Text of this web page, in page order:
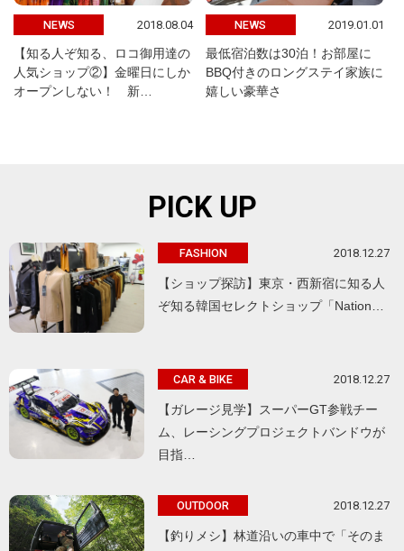
NEWS 2018.08.04
【知る人ぞ知る、ロコ御用達の
人気ショップ②】金曜日にしか
オープンしない！ 新…
NEWS 2019.01.01
最低宿泊数は30泊！お部屋に
BBQ付きのロングステイ家族に
嬉しい豪華さ
PICK UP
FASHION 2018.12.27
【ショップ探訪】東京・西新宿に知る人
ぞ知る韓国セレクトショップ「Nation…
CAR & BIKE 2018.12.27
【ガレージ見学】スーパーGT参戦チー
ム、レーシングプロジェクトバンドウが
目指…
OUTDOOR 2018.12.27
【釣りメシ】林道沿いの車中で「そのま